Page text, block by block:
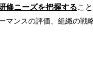
修ニーズを把握するこ
マンスの評価、組織の